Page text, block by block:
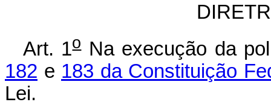
Art. 1oNa execução da
182 e 183 da Constituição
Lei.